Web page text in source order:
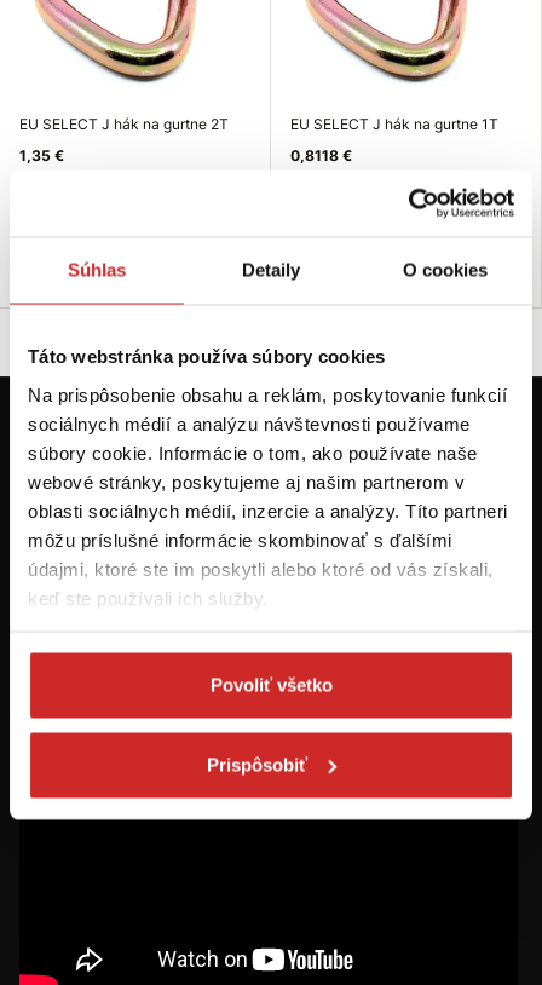
Súhlas Detaily O cookies
Táto webstránka používa súbory cookies
Na prispôsobenie obsahu a reklám, poskytovanie funkcií
sociálnych médií a analýzu návštevnosti používame
súbory cookie. Informácie o tom, ako používate naše
webové stránky, poskytujeme aj našim partnerom v
oblasti sociálnych médií, inzercie a analýzy. Títo partneri
môžu príslušné informácie skombinovať s ďalšími
údajmi, ktoré ste im poskytli alebo ktoré od vás získali,
keď ste používali ich služby.
Povoliť všetko
Prispôsobiť
EU SELECT J hák na gurtne 2T
1,35 €
Dopytovať dostupnosť
EU SELECT J hák na gurtne 1T
0,8118 €
Nosnosť (T): 1 T
Do košíka
Prvýkrát na svx.sk? Zaregistrujte sa a
máte prehľad o aktuálnych novinkách a
akciách.
Odoberať
osoby staršie ako 16 rokov!